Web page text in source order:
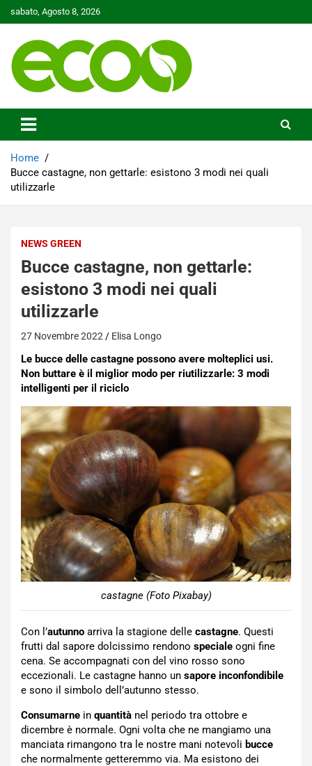
to
sabato, Agosto 8, 2026
Ecoo.it
Home
Bucce castagne, non gettarle: esistono 3 modi nei quali
utilizzarle
NEWS GREEN
Bucce castagne, non gettarle:
esistono 3 modi nei quali
utilizzarle
27 Novembre 2022 Elisa Longo
Le bucce delle castagne possono avere molteplici usi.
Non buttare è il miglior modo per riutilizzarle: 3 modi
intelligenti per il riciclo
castagne (Foto Pixabay)
Con l’autunno arriva la stagione delle castagne. Questi
frutti dal sapore dolcissimo rendono speciale ogni fine
cena. Se accompagnati con del vino rosso sono
eccezionali. Le castagne hanno un sapore inconfondibile
e sono il simbolo dell’autunno stesso.
Consumarne in quantità nel periodo tra ottobre e
dicembre è normale. Ogni volta che ne mangiamo una
manciata rimangono tra le nostre mani notevoli bucce
che normalmente getteremmo via. Ma esistono dei